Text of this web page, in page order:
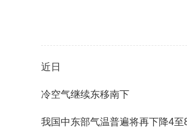
近日
冷空气继续东移南下
我国中东部气温普遍将再下降4